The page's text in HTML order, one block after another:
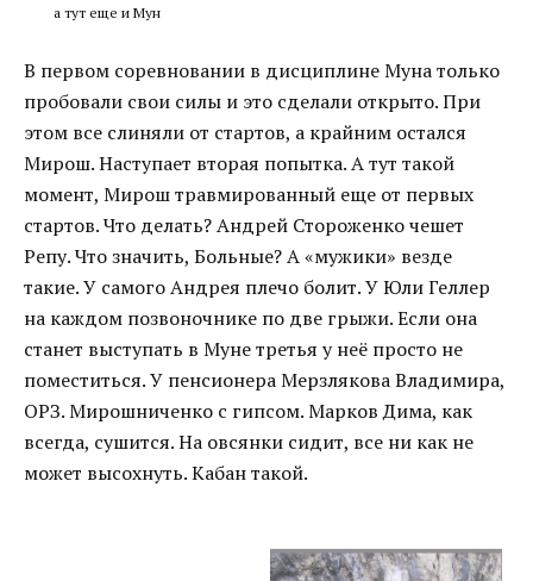
а тут еще и Мун
В первом соревновании в дисциплине Муна только
пробовали свои силы и это сделали открыто. При
этом все слиняли от стартов, а крайним остался
Мирош. Наступает вторая попытка. А тут такой
момент, Мирош травмированный еще от первых
стартов. Что делать? Андрей Стороженко чешет
Репу. Что значить, Больные? А «мужики» везде
такие. У самого Андрея плечо болит. У Юли Геллер
на каждом позвоночнике по две грыжи. Если она
станет выступать в Муне третья у неё просто не
поместиться. У пенсионера Мерзлякова Владимира,
ОРЗ. Мирошниченко с гипсом. Марков Дима, как
всегда, сушится. На овсянки сидит, все ни как не
может высохнуть. Кабан такой.